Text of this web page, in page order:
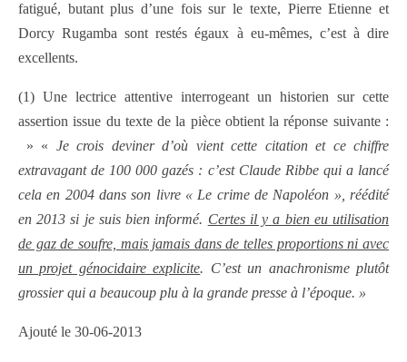
fatigué, butant plus d’une fois sur le texte, Pierre Etienne et
Dorcy Rugamba sont restés égaux à eu-mêmes, c’est à dire
excellents.
(1) Une lectrice attentive interrogeant un historien sur cette
assertion issue du texte de la pièce obtient la réponse suivante :
» « Je crois deviner d’où vient cette citation et ce chiffre
extravagant de 100 000 gazés : c’est Claude Ribbe qui a lancé
cela en 2004 dans son livre « Le crime de Napoléon », réédité
en 2013 si je suis bien informé. Certes il y a bien eu utilisation
de gaz de soufre, mais jamais dans de telles proportions ni avec
un projet génocidaire explicite. C’est un anachronisme plutôt
grossier qui a beaucoup plu à la grande presse à l’époque. »
Ajouté le 30-06-2013